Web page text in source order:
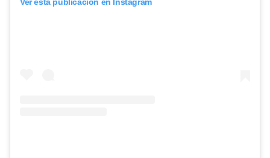
Ver esta publicación en Instagram